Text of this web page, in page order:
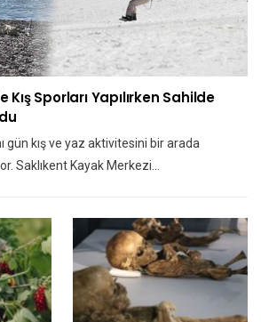
Sporları Yapılırken Sahilde
gün kış ve yaz aktivitesini bir arada
Saklıkent Kayak Merkezi…